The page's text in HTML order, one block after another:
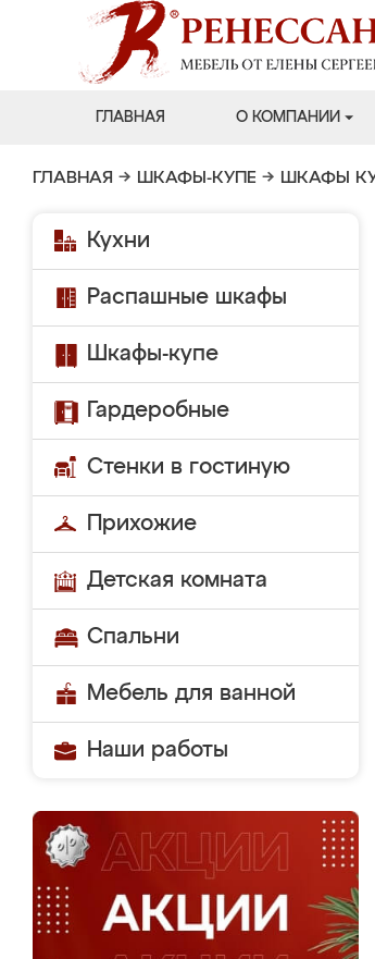
ГЛАВНАЯ О КОМПАНИИ
ГЛАВНАЯ → ШКАФЫ-КУПЕ → ШКАФЫ
Кухни
Распашные шкафы
Шкафы-купе
Гардеробные
Стенки в гостиную
Прихожие
Детская комната
Спальни
Мебель для ванной
Наши работы